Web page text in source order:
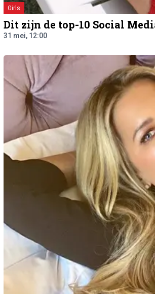
Girls
Dit zijn de top-10 Social
31 mei, 12:00